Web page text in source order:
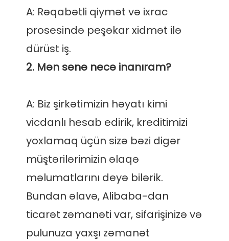
A: Rəqabətli qiymət və ixrac
prosesində peşəkar xidmət ilə
A: Biz şirkətimizin həyatı kimi
vicdanlı hesab edirik, kreditimizi
yoxlamaq üçün sizə bəzi digər
müştərilərimizin əlaqə
məlumatlarını deyə bilərik.
Bundan əlavə, Alibaba-dan
ticarət zəmanəti var, sifarişinizə və
pulunuza yaxşı zəmanət